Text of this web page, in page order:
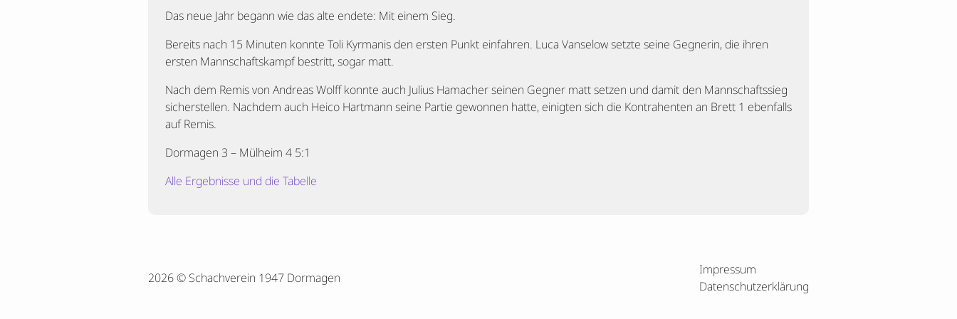
Das neue Jahr begann wie das alte endete: Mit einem Sieg.
Bereits nach 15 Minuten konnte Toli Kyrmanis den ersten Punkt einfahren. Luca Vanselow setzte seine Gegnerin, die ihren
ersten Mannschaftskampf bestritt, sogar matt.
Nach dem Remis von Andreas Wolff konnte auch Julius Hamacher seinen Gegner matt setzen und damit den Mannschaftssieg
sicherstellen. Nachdem auch Heico Hartmann seine Partie gewonnen hatte, einigten sich die Kontrahenten an Brett 1 ebenfalls
auf Remis.
Dormagen 3 – Mülheim 4 5:1
Alle Ergebnisse und die Tabelle
2026 © Schachverein 1947 Dormagen
Impressum
Datenschutzerklärung